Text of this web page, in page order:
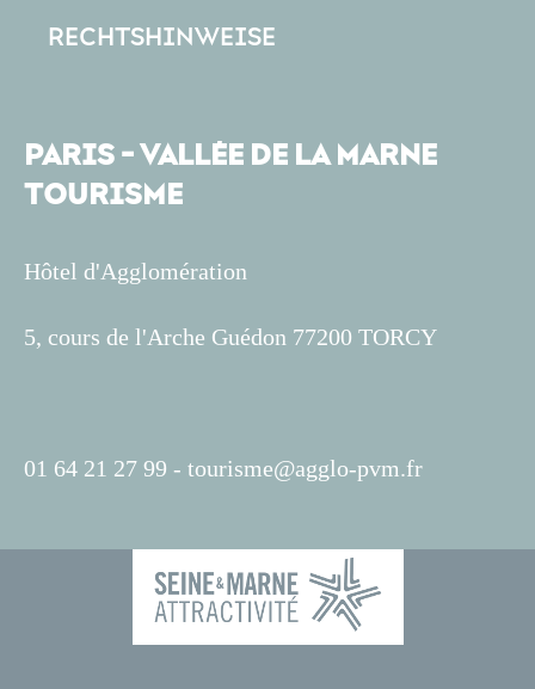
RECHTSHINWEISE
PARIS - VALLÉE DE LA MARNE
TOURISME
Hôtel d'Agglomération
5, cours de l'Arche Guédon 77200 TORCY
01 64 21 27 99 - tourisme@agglo-pvm.fr